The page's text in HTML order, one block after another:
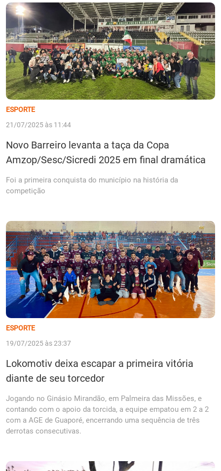
ESPORTE
21/07/2025 às 11:44
Novo Barreiro levanta a taça da Copa
Amzop/Sesc/Sicredi 2025 em final dramática
Foi a primeira conquista do município na história da
competição
ESPORTE
19/07/2025 às 23:37
Lokomotiv deixa escapar a primeira vitória
diante de seu torcedor
Jogando no Ginásio Mirandão, em Palmeira das Missões, e
contando com o apoio da torcida, a equipe empatou em 2 a 2
com a AGE de Guaporé, encerrando uma sequência de três
derrotas consecutivas.